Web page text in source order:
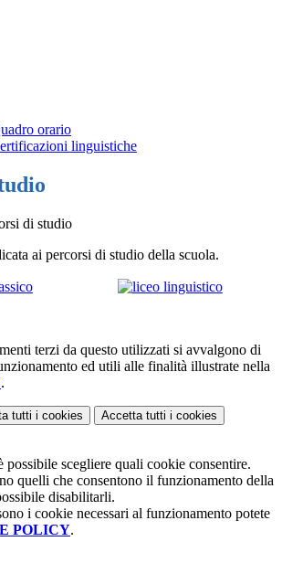
orario
linguistiche
ai percorsi di studio della scuola.
terzi da questo utilizzati si avvalgono di
ed utili alle finalità illustrate nella
.
tutti i cookies Accetta tutti i cookies
possibile scegliere quali cookie consentire.
quelli che consentono il funzionamento della
disabilitarli.
i cookie necessari al funzionamento potete
POLICY.